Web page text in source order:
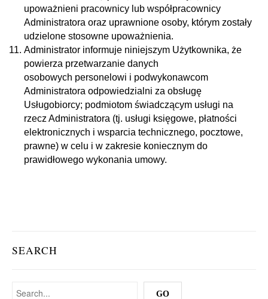
SEARCH
upoważnieni pracownicy lub współpracownicy
Administratora oraz uprawnione osoby, którym zostały
udzielone stosowne upoważnienia.
Administrator informuje niniejszym Użytkownika, że
powierza przetwarzanie danych
osobowych personelowi i podwykonawcom
Administratora odpowiedzialni za obsługę
Usługobiorcy; podmiotom świadczącym usługi na
rzecz Administratora (tj. usługi księgowe, płatności
elektronicznych i wsparcia technicznego, pocztowe,
prawne) w celu i w zakresie koniecznym do
prawidłowego wykonania umowy.